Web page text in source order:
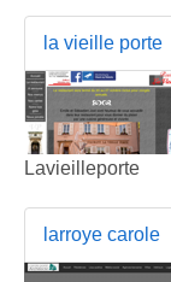
la vieille porte
Lavieilleporte
larroye carole